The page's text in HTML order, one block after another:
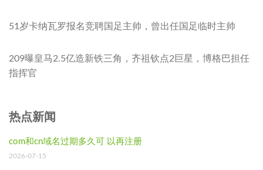
51岁卡纳瓦罗报名竞聘国足主帅，曾出任国足临时主帅
209曝皇马2.5亿造新铁三角，齐祖钦点2巨星，博格巴担任
指挥官
热点新闻
com和cn域名过期多久可 以再注册
2026-07-15